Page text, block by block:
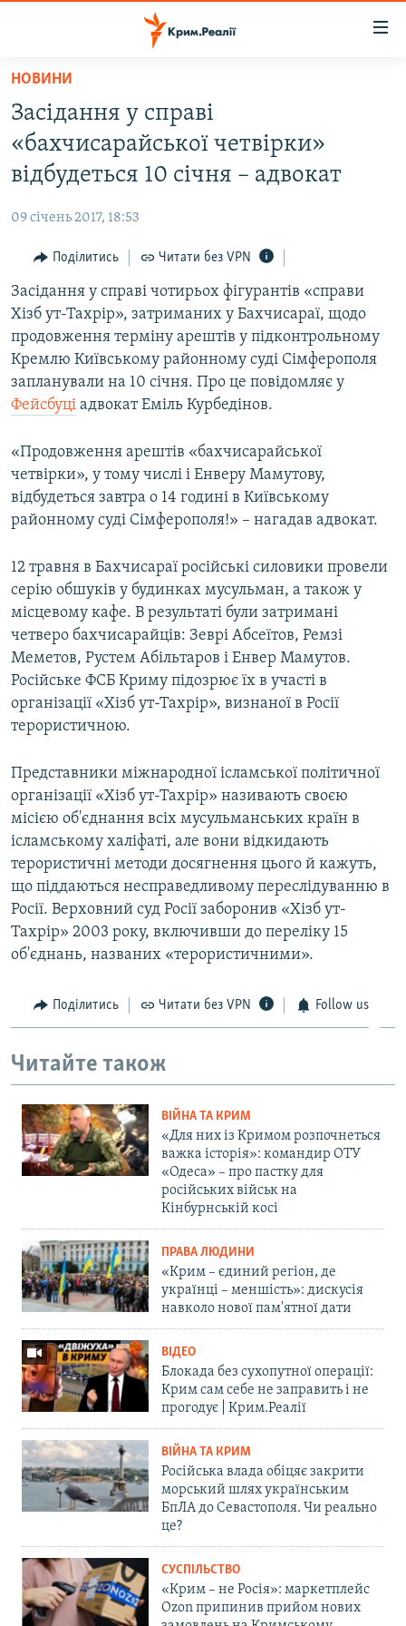
Перейти
основного
матеріалу
Перейти
до
основної
Перейти
пошуку
ВОДА.КРИМ
ВІДЕО ТА ФОТО
БЛОГИ
ПОГЛЯД
ІНТЕРВ'Ю
ВСЕ ЗА ДЕНЬ
СПЕЦПРОЕКТИ
ДЕПОРТАЦІЯ
СВІДЧЕННЯ ОКУПАЦІЇ
УКРАЇНСЬКА ПРОБЛЕМА КРИМУ
ІНФОГРАФІКА
ЯК ОБІЙТИ БЛОКУВАННЯ
Qırımtatar
ДОЛУЧАЙСЯ!
Усі сайти RFE/RL
НОВИНИ
Засідання у справі
«бахчисарайської четвірки»
відбудеться 10 січня – адвокат
09 січень 2017, 18:53
Поділитись Читати без VPN
Засідання у справі чотирьох фігурантів «справи
Хізб ут-Тахрір», затриманих у Бахчисараї, щодо
продовження терміну арештів у підконтрольному
Кремлю Київському районному суді Сімферополя
запланували на 10 січня. Про це повідомляє у
Фейсбуці адвокат Еміль Курбедінов.
«Продовження арештів «бахчисарайської
четвірки», у тому числі і Енверу Мамутову,
відбудеться завтра о 14 годині в Київському
районному суді Сімферополя!» – нагадав адвокат.
12 травня в Бахчисараї російські силовики провели
серію обшуків у будинках мусульман, а також у
місцевому кафе. В результаті були затримані
четверо бахчисарайців: Зеврі Абсеїтов, Ремзі
Меметов, Рустем Абільтаров і Енвер Мамутов.
Російське ФСБ Криму підозрює їх в участі в
організації «Хізб ут-Тахрір», визнаної в Росії
терористичною.
Представники міжнародної ісламської політичної
організації «Хізб ут-Тахрір» називають своєю
місією об'єднання всіх мусульманських країн в
ісламському халіфаті, але вони відкидають
терористичні методи досягнення цього й кажуть,
що піддаються несправедливому переслідуванню в
Росії. Верховний суд Росії заборонив «Хізб ут-
Тахрір» 2003 року, включивши до переліку 15
об'єднань, названих «терористичними».
Поділитись Читати без VPN Follow us
Читайте також
ВІЙНА ТА КРИМ
«Для них із Кримом розпочнеться
важка історія»: командир ОТУ
«Одеса» – про пастку для
російських військ на
Кінбурнській косі
ПРАВА ЛЮДИНИ
«Крим – єдиний регіон, де
українці – меншість»: дискусія
навколо нової пам'ятної дати
ВІДЕО
Блокада без сухопутної операції:
Крим сам себе не заправить і не
прогодує | Крим.Реалії
ВІЙНА ТА КРИМ
Російська влада обіцяє закрити
морський шлях українським
БпЛА до Севастополя. Чи реально
це?
СУСПІЛЬСТВО
«Крим – не Росія»: маркетплейс
Ozon припинив прийом нових